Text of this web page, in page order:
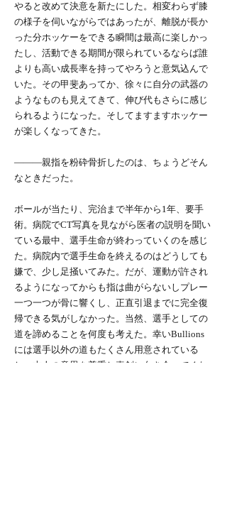
やると改めて決意を新たにした。相変わらず膝
の様子を伺いながらではあったが、離脱が長か
った分ホッケーをできる瞬間は最高に楽しかっ
たし、活動できる期間が限られているならば誰
よりも高い成長率を持ってやろうと意気込んで
いた。その甲斐あってか、徐々に自分の武器の
ようなものも見えてきて、伸び代もさらに感じ
られるようになった。そしてますますホッケー
が楽しくなってきた。
———親指を粉砕骨折したのは、ちょうどそん
なときだった。
ボールが当たり、完治まで半年から1年、要手
術。病院でCT写真を見ながら医者の説明を聞い
ている最中、選手生命が終わっていくのを感じ
た。病院内で選手生命を終えるのはどうしても
嫌で、少し足掻いてみた。だが、運動が許され
るようになってからも指は曲がらないしプレー
一つ一つが骨に響くし、正直引退までに完全復
帰できる気がしなかった。当然、選手としての
道を諦めることを何度も考えた。幸いBullions
には選手以外の道もたくさん用意されている
し、本人の意思を尊重し真剣に向き合ってくれ